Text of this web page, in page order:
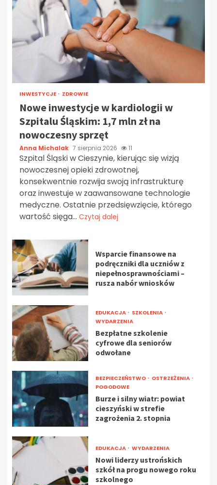
INWESTYCJE ZDROWIE
Nowe inwestycje w kardiologii w
Szpitalu Śląskim: 1,7 mln zł na
nowoczesny sprzęt
Anna Michalak 7 sierpnia 2026 11
Szpital Śląski w Cieszynie, kierując się wizją
nowoczesnej opieki zdrowotnej,
konsekwentnie rozwija swoją infrastrukturę
oraz inwestuje w zaawansowane technologie
medyczne. Ostatnie przedsięwzięcie, którego
wartość sięga... Czytaj dalej
Wsparcie finansowe na
podręczniki dla uczniów z
niepełnosprawnościami –
rusza nabór wniosków
EDUKACJA
SZKOLENIA
WYDARZENIA
Bezpłatne szkolenie
cyfrowe dla seniorów
odwołane
BEZPIECZEŃSTWO
OSTRZEŻENIA
POGODOWE
Burze i silny wiatr: powiat
cieszyński w strefie
zagrożenia 2. stopnia
EDUKACJA WYDARZENIA
Nowi liderzy ustrońskich
szkół na progu nowego roku
szkolnego